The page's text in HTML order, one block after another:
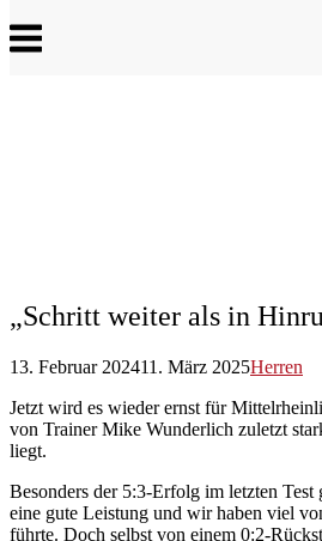
Menu
„Schritt weiter als in
13. Februar 202411. März 2025Herren
Jetzt wird es wieder ernst für
von Trainer Mike Wunderlich zuletzt
liegt.
Besonders der 5:3-Erfolg im letzten
eine gute Leistung und wir haben viel
führte. Doch selbst von einem 0:2-